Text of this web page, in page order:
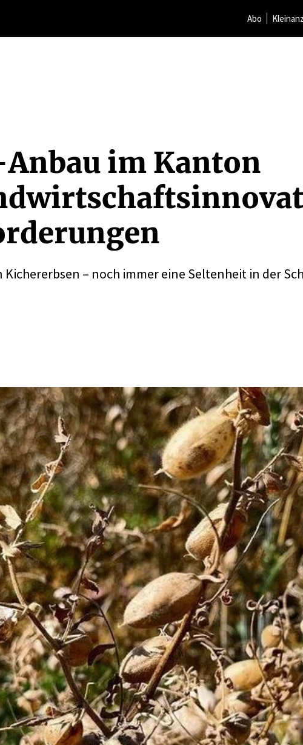
Abo
im Kanton
– noch immer eine Seltenheit in der